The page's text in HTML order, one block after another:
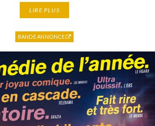
LIRE PLUS
BANDE ANNONCE